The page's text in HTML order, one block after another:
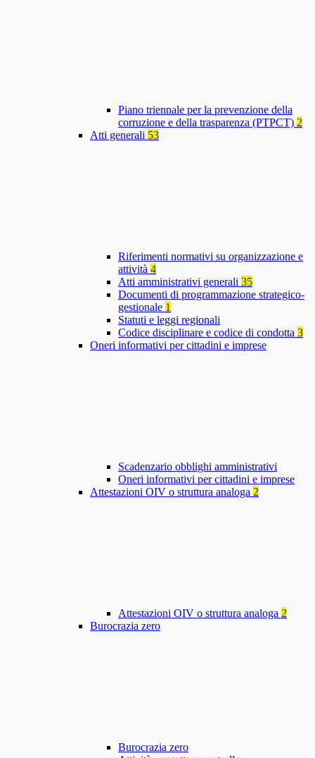
Piano triennale per la prevenzione della
corruzione e della trasparenza (PTPCT) 2
Atti generali 53
Riferimenti normativi su organizzazione e
attività 4
Atti amministrativi generali 35
Documenti di programmazione strategico-
gestionale 1
Statuti e leggi regionali
Codice disciplinare e codice di condotta 3
Oneri informativi per cittadini e imprese
Scadenzario obblighi amministrativi
Oneri informativi per cittadini e imprese
Attestazioni OIV o struttura analoga 2
Attestazioni OIV o struttura analoga 2
Burocrazia zero
Burocrazia zero